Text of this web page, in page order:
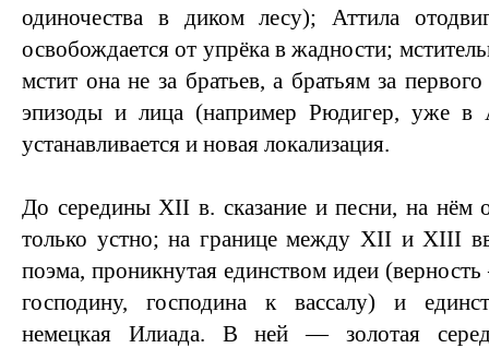
одиночества в диком лесу); Аттила
освобождается от упрёка в жадности;
мстит она не за братьев, а братьям за
эпизоды и лица (например Рюдигер, уже в
устанавливается и новая локализация.
До середины XII в. сказание и песни, на нём
только устно; на границе между XII и XIII
поэма, проникнутая единством идеи
господину, господина к вассалу) и
немецкая Илиада. В ней — золотая